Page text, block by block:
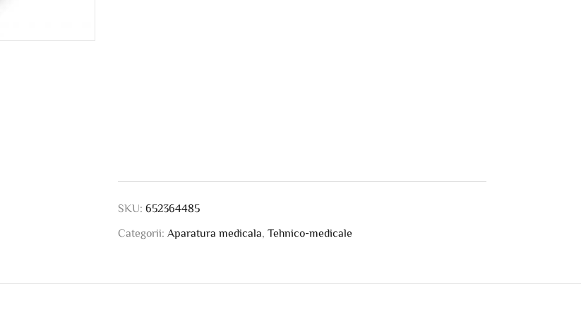
SKU:652364485
Categorii: Aparatura medicala ,Tehnico-medicale